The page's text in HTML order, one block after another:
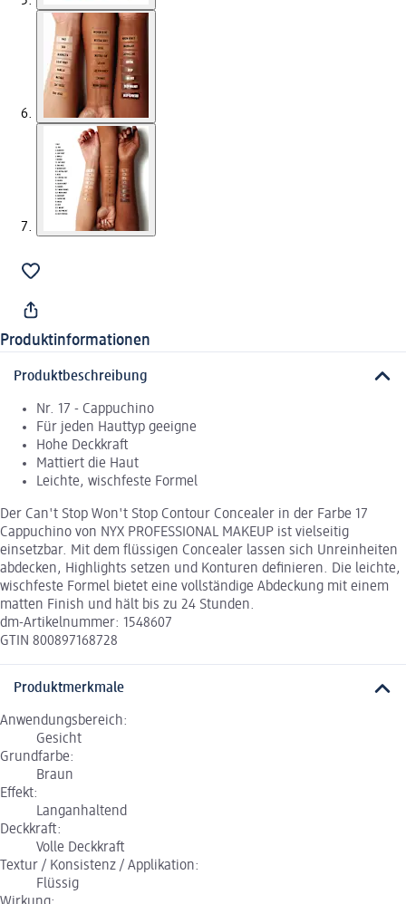
Produktinformationen
Produktbeschreibung
Nr. 17 - Cappuchino
Für jeden Hauttyp geeigne
Hohe Deckkraft
Mattiert die Haut
Leichte, wischfeste Formel
Der Can't Stop Won't Stop Contour Concealer in der Farbe 17
Cappuchino von NYX PROFESSIONAL MAKEUP ist vielseitig
einsetzbar. Mit dem flüssigen Concealer lassen sich Unreinheiten
abdecken, Highlights setzen und Konturen definieren. Die leichte,
wischfeste Formel bietet eine vollständige Abdeckung mit einem
matten Finish und hält bis zu 24 Stunden.
dm-Artikelnummer: 1548607
GTIN 800897168728
Produktmerkmale
Anwendungsbereich:
Gesicht
Grundfarbe:
Braun
Effekt:
Langanhaltend
Deckkraft:
Volle Deckkraft
Textur / Konsistenz / Applikation:
Flüssig